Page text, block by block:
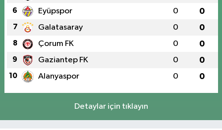
6 Eyüpspor 0 0
7 Galatasaray 0 0
8 Çorum FK 0 0
9 Gaziantep FK 0 0
10 Alanyaspor 0 0
Detaylar için tıklayın